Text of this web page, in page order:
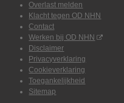
Overlast melden
Klacht tegen OD NHN
Contact
Werken bij OD NHN
Disclaimer
Privacyverklaring
Cookieverklaring
Toegankelijkheid
Sitemap